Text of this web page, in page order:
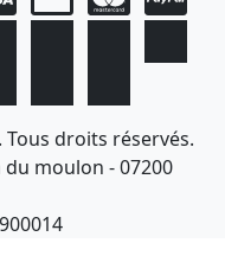
droits réservés.
moulon - 07200